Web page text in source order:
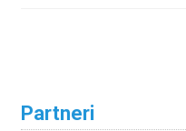
Partneri